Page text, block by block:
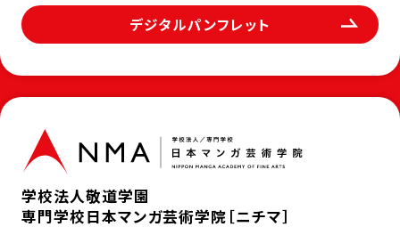
デジタルパンフレット
学校法人敬道学園
専門学校日本マンガ芸術学院［ニチマ］